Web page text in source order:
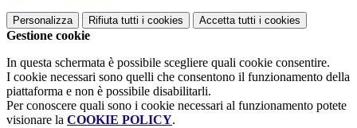
Personalizza Rifiuta tutti i cookies Accetta tutti i cookies
Gestione cookie
In questa schermata è possibile scegliere quali cookie consentire.
I cookie necessari sono quelli che consentono il funzionamento della
piattaforma e non è possibile disabilitarli.
Per conoscere quali sono i cookie necessari al funzionamento potete
visionare la COOKIE POLICY.